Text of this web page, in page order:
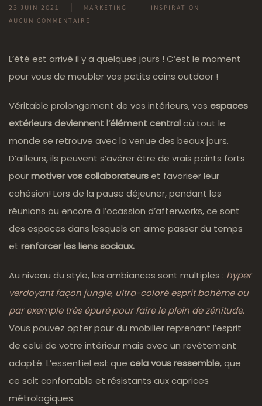
23 JUIN 2021 MARKETING
INSPIRATION
AUCUN COMMENTAIRE
POUR
VOS
EXTÉRIEURS
L’été est arrivé il y a quelques jours ! C’est le moment
pour vous de meubler vos petits coins outdoor !
Véritable prolongement de vos intérieurs, vos espaces
extérieurs deviennent l’élément centraloù tout le
monde se retrouve avec la venue des beaux jours.
D’ailleurs, ils peuvent s’avérer être de vrais points forts
pourmotiver vos collaborateurset favoriser leur
cohésion! Lors de la pause déjeuner, pendant les
réunions ou encore à l’ocassion d’afterworks, ce sont
des espaces dans lesquels on aime passer du temps
et renforcer les liens sociaux.
Au niveau du style, les ambiances sont multiples : hyper
verdoyant façon jungle, ultra-coloré esprit bohème ou
par exemple très épuré pour faire le plein de zénitude.
Vous pouvez opter pour du mobilier reprenant l’esprit
de celui de votre intérieur mais avec un revêtement
adapté. L’essentiel est que cela vous ressemble, que
ce soit confortable et résistants aux caprices
métrologiques.